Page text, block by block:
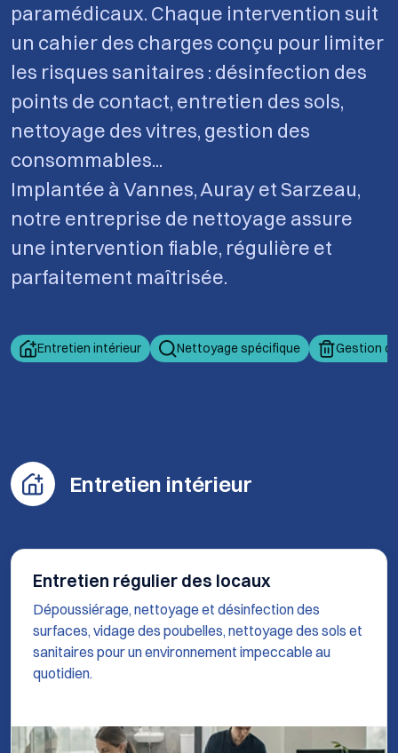
paramédicaux. Chaque intervention suit
un cahier des charges conçu pour limiter
les risques sanitaires : désinfection des
points de contact, entretien des sols,
nettoyage des vitres, gestion des
consommables...
Implantée à Vannes, Auray et Sarzeau,
notre entreprise de nettoyage assure
une intervention fiable, régulière et
parfaitement maîtrisée.
Entretien intérieur Nettoyage spécifique Gestion
Entretien intérieur
Entretien régulier des locaux
Dépoussiérage, nettoyage et désinfection des
surfaces, vidage des poubelles, nettoyage des sols et
sanitaires pour un environnement impeccable au
quotidien.